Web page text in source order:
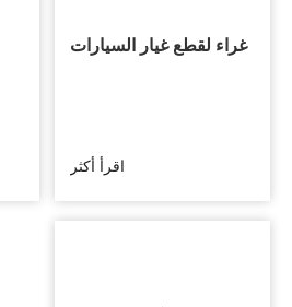
غراء لقطع غيار السيارات
اقرأ أكثر